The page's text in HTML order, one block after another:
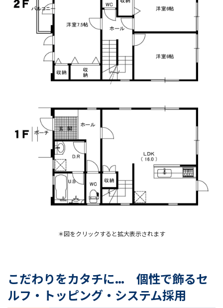
＊図をクリックすると拡大表示されます
こだわりをカタチに… 個性で飾るセ
ルフ・トッピング・システム採用